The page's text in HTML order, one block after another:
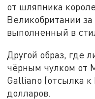
от шляпника
Великобритании
выполненный в
Другой образ, где
чёрным чулком от
Galliano (отсылка
долларов.